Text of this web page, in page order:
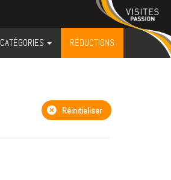
CATÉGORIES RÉDUCTIONS
Réinitialiser